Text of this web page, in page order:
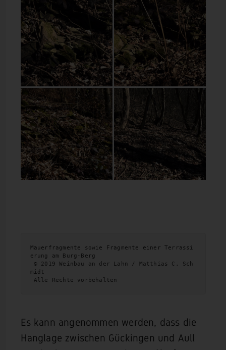
Mauerfragmente sowie Fragmente einer Terrassi
erung am Burg-Berg
midt
Alle Rechte vorbehalten
Es kann angenommen werden, dass die
Hanglage zwischen Gückingen und Aull